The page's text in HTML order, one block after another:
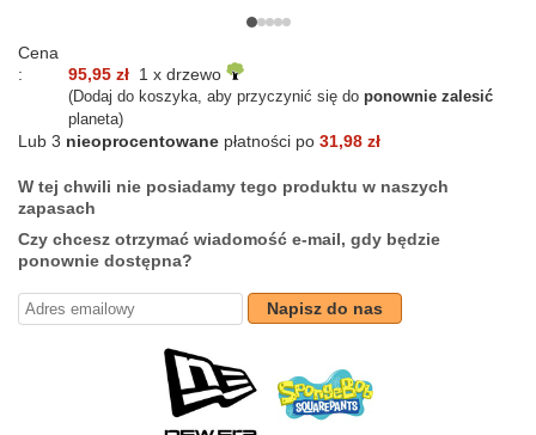
Cena
:
95,95 zł 1 x drzewo
(Dodaj do koszyka, aby przyczynić się do ponownie zalesić
planeta)
Lub 3 nieoprocentowane płatności po 31,98 zł
W tej chwili nie posiadamy tego produktu w naszych
zapasach
Czy chcesz otrzymać wiadomość e-mail, gdy będzie
ponownie dostępna?
Napisz do nas